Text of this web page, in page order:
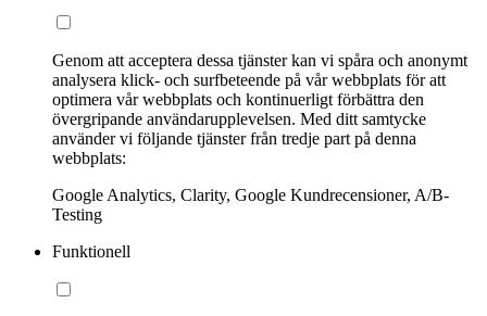
Genom att acceptera dessa tjänster kan vi spåra och anonymt
analysera klick- och surfbeteende på vår webbplats för att
optimera vår webbplats och kontinuerligt förbättra den
övergripande användarupplevelsen. Med ditt samtycke
använder vi följande tjänster från tredje part på denna
webbplats:
Google Analytics, Clarity, Google Kundrecensioner, A/B-
Testing
Funktionell